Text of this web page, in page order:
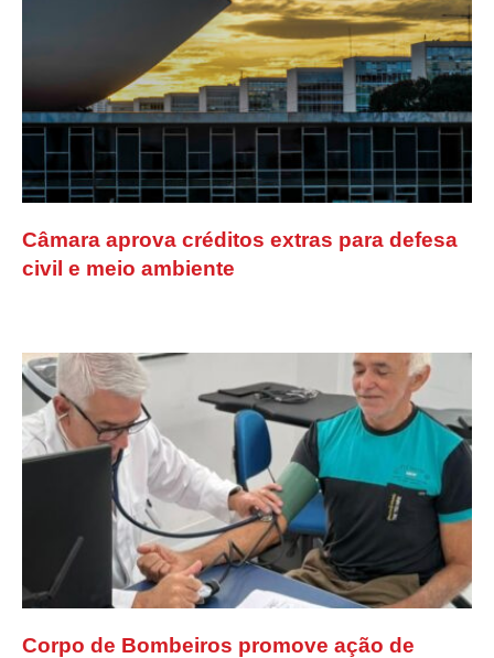
Câmara aprova créditos extras para defesa
civil e meio ambiente
Corpo de Bombeiros promove ação de